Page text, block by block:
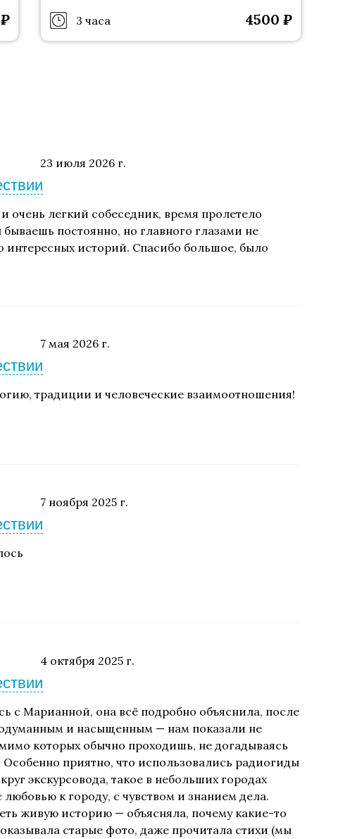
₽ 3 часа 4500 ₽
23 июля 2026 г.
очень легкий собеседник, время пролетело
постоянно, но главного глазами не
историй. Спасибо большое, было
7 мая 2026 г.
традиции и человеческие взаимоотношения!
7 ноября 2025 г.
4 октября 2025 г.
с Марианной, она всё подробно объяснила, после
и насыщенным — нам показали не
которых обычно проходишь, не догадываясь
приятно, что использовались радиогиды
экскурсовода, такое в небольших городах
любовью к городу, с чувством и знанием дела.
живую историю — объясняла, почему какие-то
старые фото, даже прочитала стихи (мы